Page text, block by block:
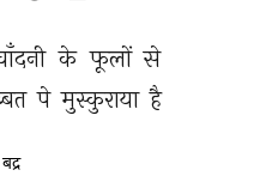
के फूलों से
पे मुस्कुराया है